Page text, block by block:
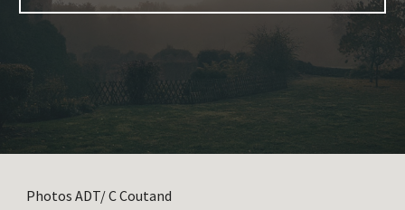
Photos ADT/ C Coutand